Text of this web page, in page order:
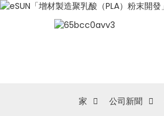
家 公司新聞